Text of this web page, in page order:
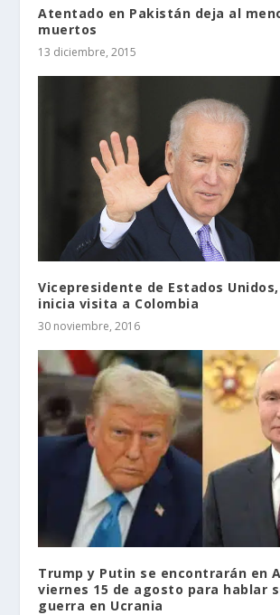
Atentado en Pakistán deja al
muertos
13 diciembre, 2015
Vicepresidente de Estados Unidos,
inicia visita a Colombia
30 noviembre, 2016
Trump y Putin se encontrarán en
viernes 15 de agosto para hablar
guerra en Ucrania